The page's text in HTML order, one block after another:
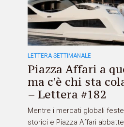
LETTERA SETTIMANALE
Piazza Affari a
ma c’è chi sta
– Lettera #182
Mentre i mercati globali
storici e Piazza Affari